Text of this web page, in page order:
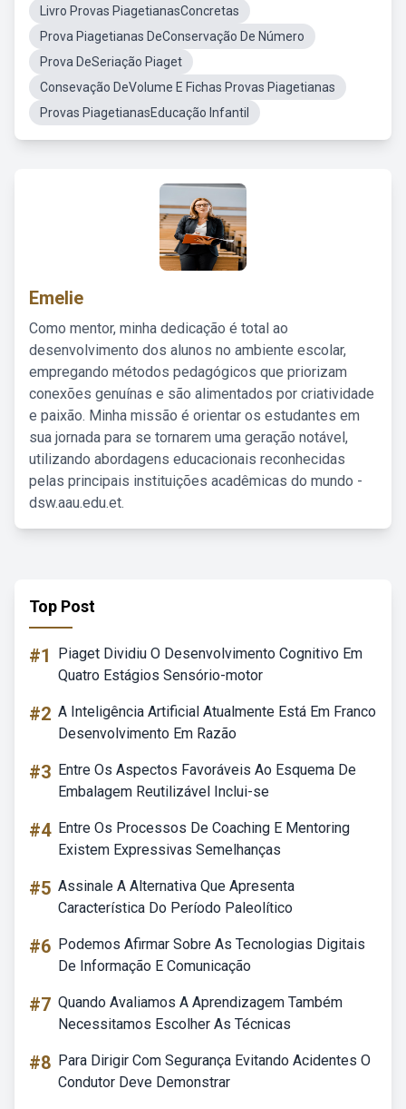
Livro Provas PiagetianasConcretas
Prova Piagetianas DeConservação De Número
Prova DeSeriação Piaget
Consevação DeVolume E Fichas Provas Piagetianas
Provas PiagetianasEducação Infantil
Emelie
Como mentor, minha dedicação é total ao
desenvolvimento dos alunos no ambiente escolar,
empregando métodos pedagógicos que priorizam
conexões genuínas e são alimentados por criatividade
e paixão. Minha missão é orientar os estudantes em
sua jornada para se tornarem uma geração notável,
utilizando abordagens educacionais reconhecidas
pelas principais instituições acadêmicas do mundo -
dsw.aau.edu.et.
Top Post
#1
Piaget Dividiu O Desenvolvimento Cognitivo Em
Quatro Estágios Sensório-motor
#2 A Inteligência Artificial Atualmente Está Em Franco
Desenvolvimento Em Razão
#3 Entre Os Aspectos Favoráveis Ao Esquema De
Embalagem Reutilizável Inclui-se
#4 Entre Os Processos De Coaching E Mentoring
Existem Expressivas Semelhanças
#5 Assinale A Alternativa Que Apresenta
Característica Do Período Paleolítico
#6 Podemos Afirmar Sobre As Tecnologias Digitais
De Informação E Comunicação
#7 Quando Avaliamos A Aprendizagem Também
Necessitamos Escolher As Técnicas
#8 Para Dirigir Com Segurança Evitando Acidentes O
Condutor Deve Demonstrar